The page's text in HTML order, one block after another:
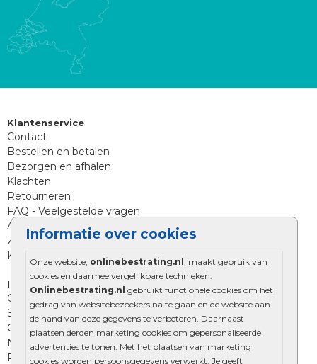
Informatie over cookies
Onze website, onlinebestrating.nl , maakt gebruik van
cookies en daarmee vergelijkbare technieken.
Onlinebestrating.nl gebruikt functionele cookies om het
gedrag van websitebezoekers na te gaan en de website aan
de hand van deze gegevens te verbeteren. Daarnaast
plaatsen derden marketing cookies om gepersonaliseerde
advertenties te tonen. Met het plaatsen van marketing
cookies worden persoonsgegevens verwerkt. Je geeft
Klantenservice
Contact
Bestellen en betalen
Bezorgen en afhalen
Klachten
Retourneren
FAQ - Veelgestelde vragen
Aanleg tips sierbestrating
Zoekt u iets anders?
Klantenservice
Informatie
Over Onlinebestrating.nl
Showroom
Onze online tuinwinkels
Nuttige informatie
Privacy Policy